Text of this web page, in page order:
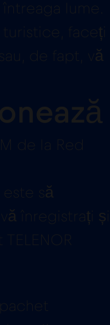
lume.
faceți
de fapt, vă
de la Red
este să
înregistrați și